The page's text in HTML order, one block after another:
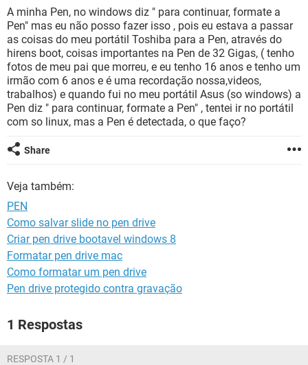
INSTAGRAM
GUIA DE COMPRAS
OUTLOOK EXCEL
INSTAGRAM GMAIL
GUIA DE COMPRAS
JOGOS WHATSAPP
CELULAR FACEBOOK
OUTLOOK EXCEL
INSTAGRAM GMAIL
GUIA DE COMPRAS
A minha Pen, no windows diz " para continuar, formate a
Pen" mas eu não posso fazer isso , pois eu estava a passar
as coisas do meu portátil Toshiba para a Pen, através do
hirens boot, coisas importantes na Pen de 32 Gigas, ( tenho
fotos de meu pai que morreu, e eu tenho 16 anos e tenho um
irmão com 6 anos e é uma recordação nossa,videos,
trabalhos) e quando fui no meu portátil Asus (so windows) a
Pen diz " para continuar, formate a Pen" , tentei ir no portátil
com so linux, mas a Pen é detectada, o que faço?
Share
Veja também:
PEN
Como salvar slide no pen drive
Criar pen drive bootavel windows 8
Formatar pen drive mac
Como formatar um pen drive
Pen drive protegido contra gravação
1 Respostas
RESPOSTA 1 / 1